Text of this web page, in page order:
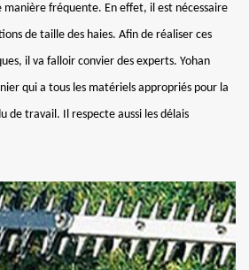
manière fréquente. En effet, il est nécessaire
de taille des haies. Afin de réaliser ces
il va falloir convier des experts. Yohan
qui a tous les matériels appropriés pour la
de travail. Il respecte aussi les délais